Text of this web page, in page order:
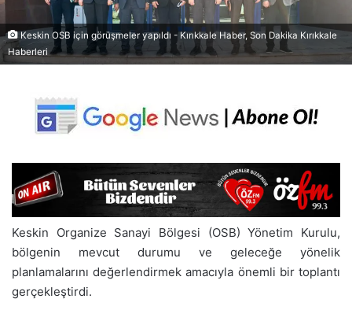
Keskin OSB için görüşmeler yapıldı - Kırıkkale Haber, Son Dakika Kırıkkale
Haberleri
Keskin Organize Sanayi Bölgesi (OSB) Yönetim Kurulu,
bölgenin mevcut durumu ve geleceğe yönelik
planlamalarını değerlendirmek amacıyla önemli bir toplantı
gerçekleştirdi.